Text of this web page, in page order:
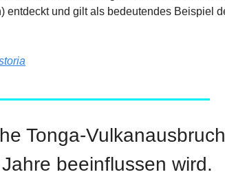
entdeckt und gilt als bedeutendes Beispiel
Tonga-
beeinflussen wird.